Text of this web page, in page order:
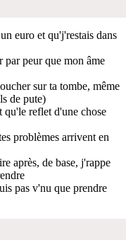
euro et qu'j'restais dans
par peur que mon âme
sur ta tombe, même
de pute)
reflet d'une chose
problèmes arrivent en
après, de base, j'rappe
pas v'nu que prendre